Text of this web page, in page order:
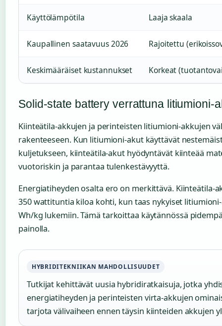
Käyttölämpötila Laaja skaala
Kaupallinen saatavuus 2026 Rajoitettu
Keskimääräiset kustannukset Korkeat
Solid-state battery verrattuna litiumioni-
Kiinteätila-akkujen ja perinteisten litiumioni-akkujen
rakenteeseen. Kun litiumioni-akut käyttävät
kuljetukseen, kiinteätila-akut hyödyntävät kiinteää
vuotoriskin ja parantaa tulenkestävyyttä.
Energiatiheyden osalta ero on merkittävä. Kiinteätila-
350 wattituntia kiloa kohti, kun taas nykyiset
Wh/kg lukemiin. Tämä tarkoittaa käytännössä
painolla.
HYBRIDITEKNIIKAN MAHDOLLISUUDET
Tutkijat kehittävät uusia hybridiratkaisuja, jotka
energiatiheyden ja perinteisten virta-akkujen
tarjota välivaiheen ennen täysin kiinteiden akkujen